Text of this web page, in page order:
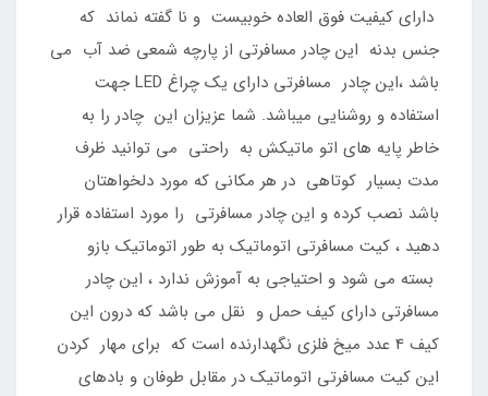
دارای کیفیت فوق العاده خوبیست و نا گفته نماند که
جنس بدنه این چادر مسافرتی از پارچه شمعی ضد آب می
باشد ،این چادر مسافرتی دارای یک چراغ LED جهت
استفاده و روشنایی میباشد. شما عزیزان این چادر را به
خاطر پایه های اتو ماتیکش به راحتی می توانید ظرف
مدت بسیار کوتاهی در هر مکانی که مورد دلخواهتان
باشد نصب کرده و این چادر مسافرتی را مورد استفاده قرار
دهید ، کیت مسافرتی اتوماتیک به طور اتوماتیک بازو
بسته می شود و احتیاجی به آموزش ندارد ، این چادر
مسافرتی دارای کیف حمل و نقل می باشد که درون این
کیف 4 عدد میخ فلزی نگهدارنده است که برای مهار کردن
این کیت مسافرتی اتوماتیک در مقابل طوفان و بادهای